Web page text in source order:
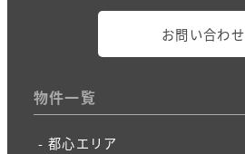
お問い合わせ
物件一覧
都心エリア